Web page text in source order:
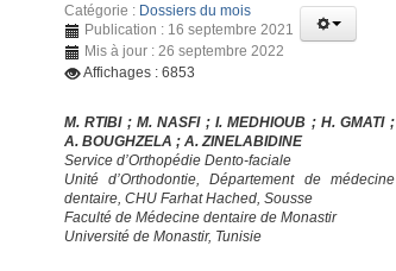
Catégorie : Dossiers du mois
Publication : 16 septembre 2021
Mis à jour : 26 septembre 2022
Affichages : 6853
M. RTIBI ; M. NASFI ; I. MEDHIOUB ; H. GMATI ;
A. BOUGHZELA ; A. ZINELABIDINE
Service d’Orthopédie Dento-faciale
Unité d’Orthodontie, Département de médecine
dentaire, CHU Farhat Hached, Sousse
Faculté de Médecine dentaire de Monastir
Université de Monastir, Tunisie